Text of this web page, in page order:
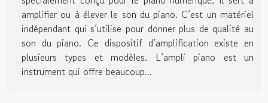
amplifier ou à élever le son du piano. C’est un matériel
indépendant qui s’utilise pour donner plus de qualité au
son du piano. Ce dispositif d’amplification existe en
plusieurs types et modèles. L’ampli piano est un
instrument qui offre beaucoup...